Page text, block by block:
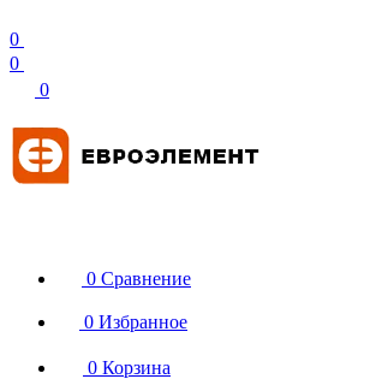
0
0
0
0 Сравнение
0 Избранное
0 Корзина